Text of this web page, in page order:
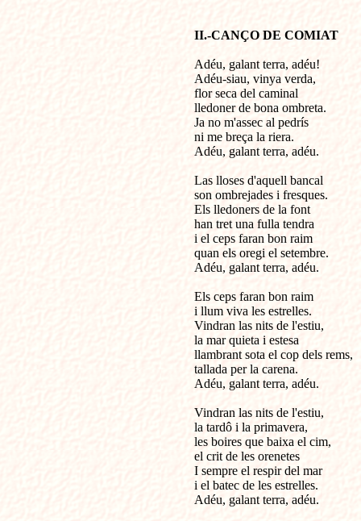
II.-CANÇO DE COMIAT
Adéu, galant terra, adéu!
Adéu-siau, vinya verda,
flor seca del caminal
lledoner de bona ombreta.
Ja no m'assec al pedrís
ni me breça la riera.
Adéu, galant terra, adéu.
Las lloses d'aquell bancal
son ombrejades i fresques.
Els lledoners de la font
han tret una fulla tendra
i el ceps faran bon raim
quan els oregi el setembre.
Adéu, galant terra, adéu.
Els ceps faran bon raim
i llum viva les estrelles.
Vindran las nits de l'estiu,
la mar quieta i estesa
llambrant sota el cop dels rems,
tallada per la carena.
Adéu, galant terra, adéu.
Vindran las nits de l'estiu,
la tardô i la primavera,
les boires que baixa el cim,
el crit de les orenetes
I sempre el respir del mar
i el batec de les estrelles.
Adéu, galant terra, adéu.